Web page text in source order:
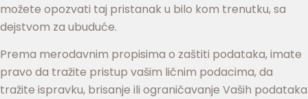
možete opozvati taj pristanak u bilo kom trenutku, sa
dejstvom za ubuduće.
Prema merodavnim propisima o zaštiti podataka, imate
pravo da tražite pristup vašim ličnim podacima, da
tražite ispravku, brisanje ili ograničavanje Vaših podataka